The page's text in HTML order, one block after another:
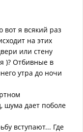
вот я всякий раз
на этих
или стену
)? Отбивные в
утра до ночи
шума дает поболе
вступают... Где